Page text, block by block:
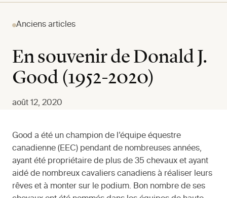
Anciens articles
En souvenir de Donald J.
Good (1952-2020)
août 12, 2020
Good a été un champion de l’équipe équestre
canadienne (EEC) pendant de nombreuses années,
ayant été propriétaire de plus de 35 chevaux et ayant
aidé de nombreux cavaliers canadiens à réaliser leurs
rêves et à monter sur le podium. Bon nombre de ses